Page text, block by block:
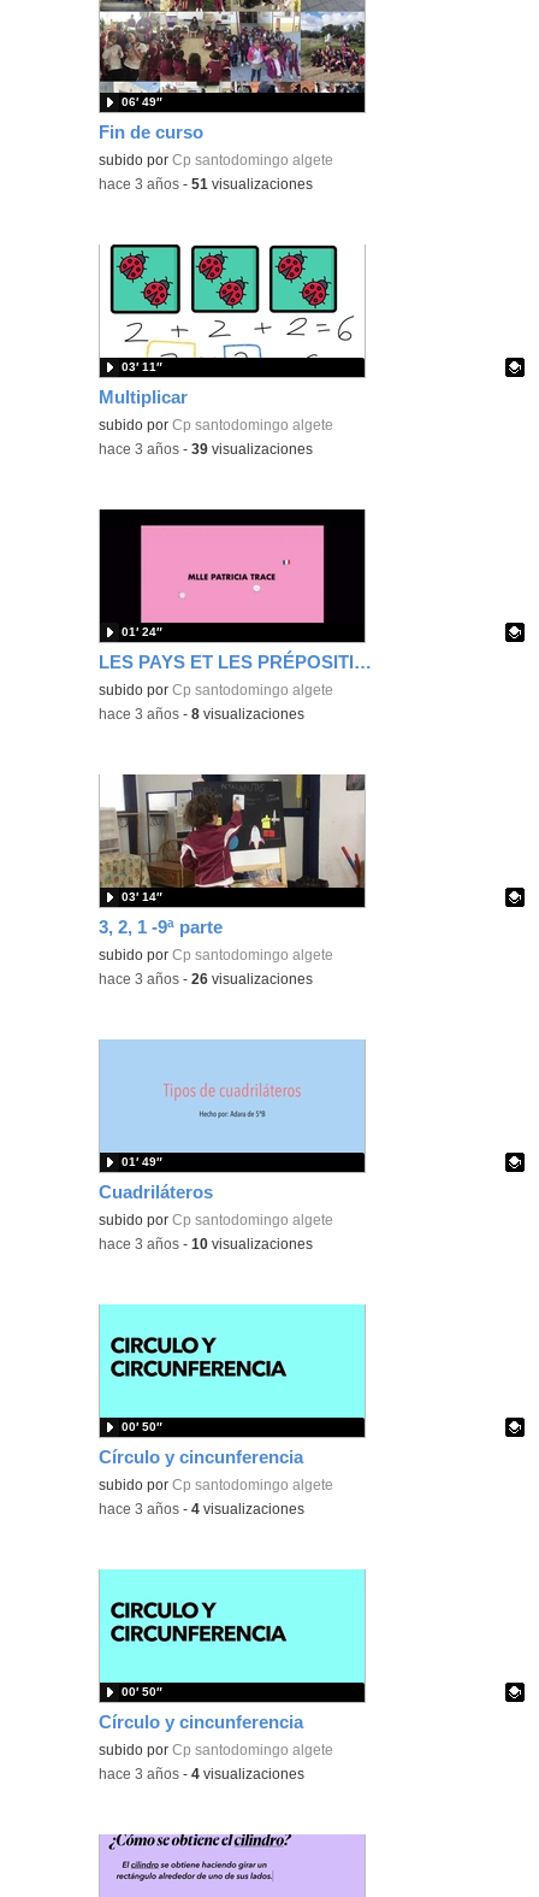
Fin de curso
subido porCp santodomingo algete
06′ 49″
-hace 3 años -51 visualizaciones
Multiplicar
Contenido educativo.
subido porCp santodomingo algete
03′ 11″
-hace 3 años -39 visualizaciones
LES PAYS ET LES PRÉPOSITIONS
Contenido educativo.
subido porCp santodomingo algete
01′ 24″
-hace 3 años -8 visualizaciones
3, 2, 1 -9ª parte
Contenido educativo.
subido porCp santodomingo algete
03′ 14″
-hace 3 años -26 visualizaciones
Cuadriláteros
Contenido educativo.
subido porCp santodomingo algete
01′ 49″
-hace 3 años -10 visualizaciones
Círculo y cincunferencia
Contenido educativo.
subido porCp santodomingo algete
00′ 50″
-hace 3 años -4 visualizaciones
Círculo y cincunferencia
Contenido educativo.
subido porCp santodomingo algete
00′ 50″
-hace 3 años -4 visualizaciones